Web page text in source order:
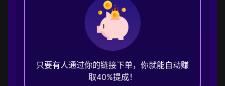
只要有人通过你的链接下单，你就能自动赚
取40%提成！